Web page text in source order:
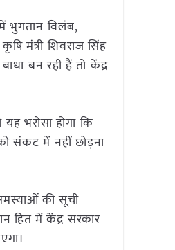
भुगतान विलंब,
मंत्री शिवराज सिंह
बन रही हैं तो केंद्र
भरोसा होगा कि
संकट में नहीं छोड़ना
की सूची
हित में केंद्र सरकार